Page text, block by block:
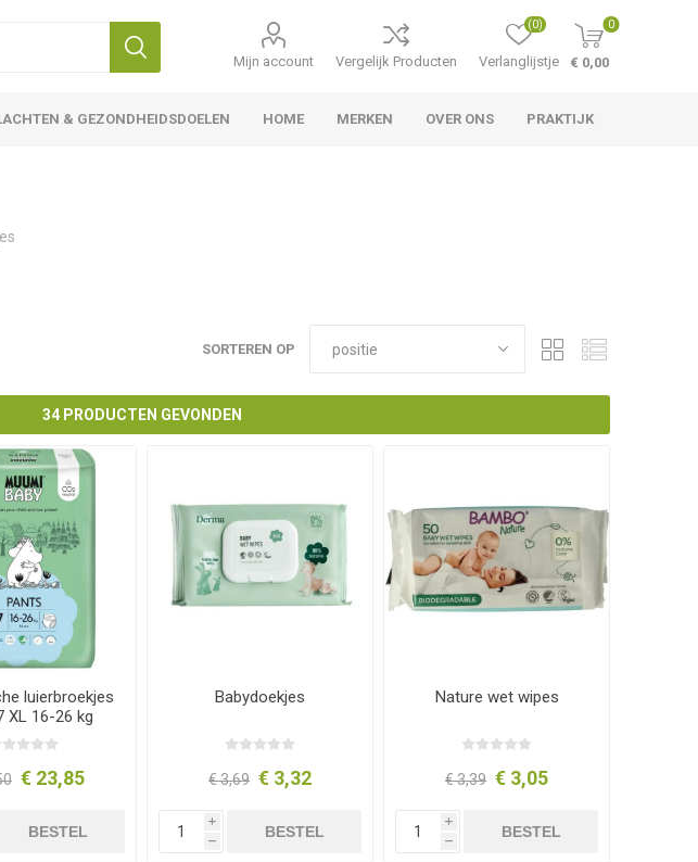
Mijn account Vergelijk Producten Verlanglijstje
(0) 0
€ 0,00
& GEZONDHEIDSDOELEN HOME MERKEN OVER ONS PRAKTIJK
SORTEREN OP
34 PRODUCTEN GEVONDEN
luierbroekjes
XL 16-26 kg
€ 23,85
BESTEL
Babydoekjes
€ 3,69 € 3,32
i
h
BESTEL
Nature wet wipes
€ 3,39 € 3,05
i
h
BESTEL